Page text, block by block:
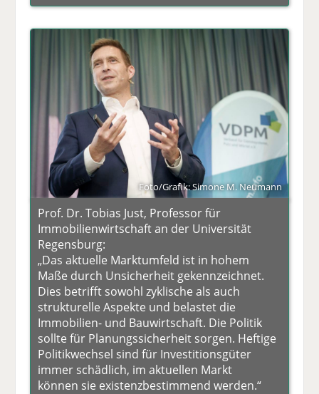
Foto/Grafik: Simone M. Neumann
Prof. Dr. Tobias Just, Professor für
Immobilienwirtschaft an der Universität
Regensburg:
„Das aktuelle Marktumfeld ist in hohem
Maße durch Unsicherheit gekennzeichnet.
Dies betrifft sowohl zyklische als auch
strukturelle Aspekte und belastet die
Immobilien- und Bauwirtschaft. Die Politik
sollte für Planungssicherheit sorgen. Heftige
Politikwechsel sind für Investitionsgüter
immer schädlich, im aktuellen Markt
können sie existenzbestimmend werden.“